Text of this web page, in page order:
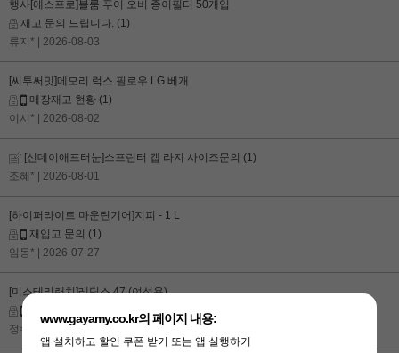
행사[에스프로]블룸 푸어 오버 종이필터 50개입
재고 문의 드립니다. (1)
류지*
| 2026-08-03
[씨투써밋]메모리 럭스 필로우 LG 베개
매장재고 현황 (1)
이시*
| 2026-08-02
[선데이애프터눈]스프린터 캡 라지 사이즈문의 (1)
조혜*
| 2026-08-01
[하이퍼라이트 마운틴기어]지피 - 1 L
재입고 문의 (1)
임동*
| 2026-07-27
[미스테리랜치]레딕스 47 (여성용)
재입고시 문자 받고 싶습니다
(1)
정수*
| 2026-07-22
www.gayamy.co.kr의 페이지 내용:
앱 설치하고 할인 쿠폰 받기 또는 앱 실행하기